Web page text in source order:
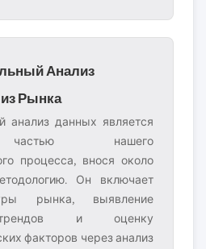
Анализ
Рынка
анализ данных является
нашего
процесса, внося около
Он включает
рынка, выявление
и оценку
факторов через анализ